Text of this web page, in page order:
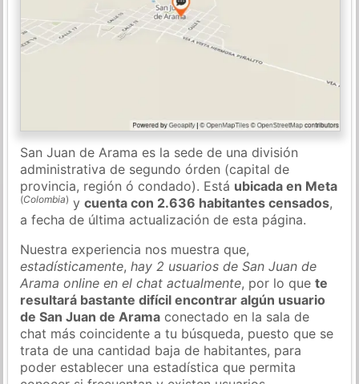
San Juan de Arama es la sede de una división
administrativa de segundo órden (capital de
provincia, región ó condado). Está ubicada en Meta
(Colombia) ycuenta con 2.636 habitantes censados,
a fecha de última actualización de esta página.
Nuestra experiencia nos muestra que,
estadísticamente,hay 2 usuarios de San Juan de
Arama online en el chat actualmente, por lo quete
resultará bastante difícil encontrar algún usuario
de San Juan de Arama conectado en la sala de
chat más coincidente a tu búsqueda, puesto que se
trata de una cantidad baja de habitantes, para
poder establecer una estadística que permita